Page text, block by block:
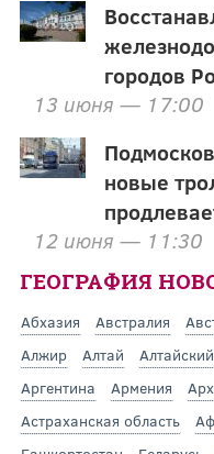
городов
13 июня — 17:00
новые
12 июня — 11:30
ГЕОГРАФИЯ
Абхазия Австралия
Алжир
Алтай
Аргентина
Армения
Астраханская область